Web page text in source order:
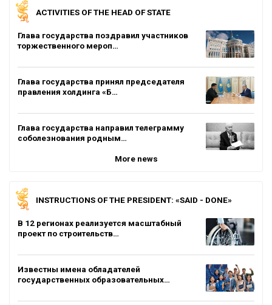
ACTIVITIES OF THE HEAD OF STATE
Глава государства поздравил участников
торжественного мероп…
Глава государства принял председателя
правления холдинга «Б…
Глава государства направил телеграмму
соболезнования родным…
More news
INSTRUCTIONS OF THE PRESIDENT: «SAID - DONE»
В 12 регионах реализуется масштабный
проект по строительств…
Известны имена обладателей
государственных образовательных…